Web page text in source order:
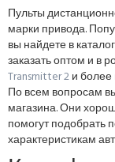
Пульты
марки привода.
вы найдете в
заказать оптом и в
Transmitter 2и более
По всем вопросам
магазина. Они
помогут подобрать
характеристикам